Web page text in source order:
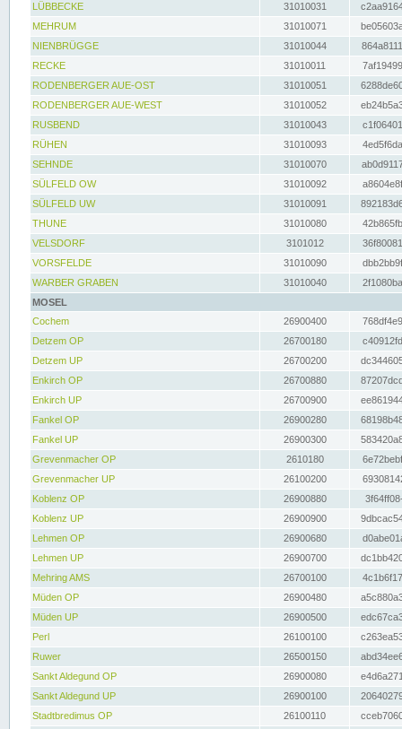
LÜBBECKE
31010031
MEHRUM
31010071
NIENBRÜGGE
31010044
RECKE
31010011
RODENBERGER AUE-OST
31010051
RODENBERGER AUE-WEST
31010052
RUSBEND
31010043
RÜHEN
31010093
SEHNDE
31010070
SÜLFELD OW
31010092
SÜLFELD UW
31010091
THUNE
31010080
VELSDORF
3101012
VORSFELDE
31010090
WARBER GRABEN
31010040
MOSEL
Cochem
26900400
Detzem OP
26700180
Detzem UP
26700200
Enkirch OP
26700880
Enkirch UP
26700900
Fankel OP
26900280
Fankel UP
26900300
Grevenmacher OP
2610180
Grevenmacher UP
26100200
Koblenz OP
26900880
Koblenz UP
26900900
Lehmen OP
26900680
Lehmen UP
26900700
Mehring AMS
26700100
Müden OP
26900480
Müden UP
26900500
Perl
26100100
Ruwer
26500150
Sankt Aldegund OP
26900080
Sankt Aldegund UP
26900100
Stadtbredimus OP
26100110